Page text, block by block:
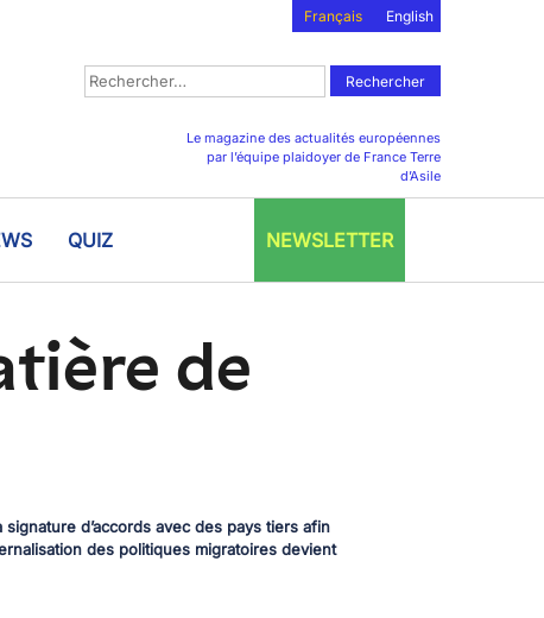
Français English
Rechercher :
Le magazine des actualités européennes
par l’équipe plaidoyer de France Terre
d’Asile
QUIZ NEWSLETTER
de
d’accords avec des pays tiers afin
des politiques migratoires devient